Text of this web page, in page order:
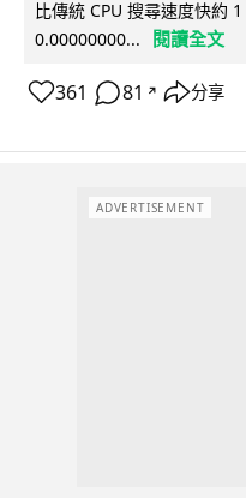
比傳統 CPU 搜尋速度快約
0.00000000...
閱讀全文
361 81 ↗ 分享
ADVERTISEMENT